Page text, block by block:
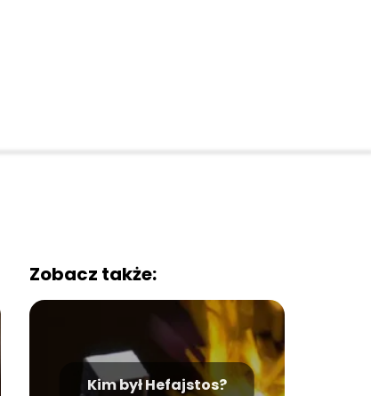
Zobacz także:
Kim był Hefajstos?